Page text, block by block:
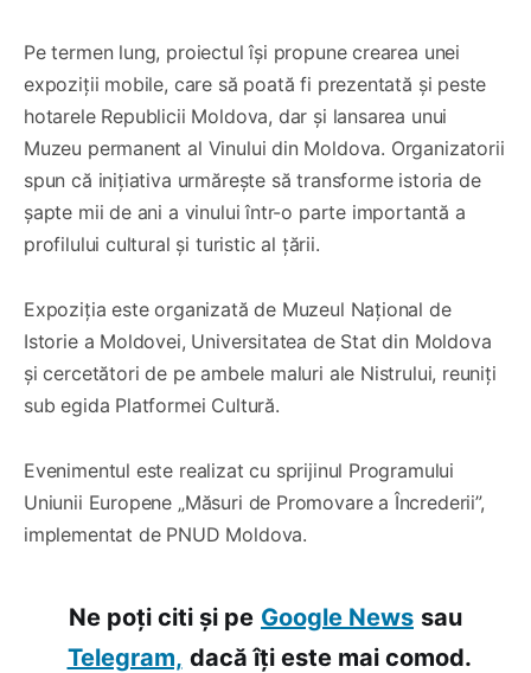
Pe termen lung, proiectul își propune crearea unei
expoziții mobile, care să poată fi prezentată și peste
hotarele Republicii Moldova, dar și lansarea unui
Muzeu permanent al Vinului din Moldova. Organizatorii
spun că inițiativa urmărește să transforme istoria de
șapte mii de ani a vinului într-o parte importantă a
profilului cultural și turistic al țării.
Expoziția este organizată de Muzeul Național de
Istorie a Moldovei, Universitatea de Stat din Moldova
și cercetători de pe ambele maluri ale Nistrului, reuniți
sub egida Platformei Cultură.
Evenimentul este realizat cu sprijinul Programului
Uniunii Europene „Măsuri de Promovare a Încrederii”,
implementat de PNUD Moldova.
Ne poți citi și pe Google News sau
Telegram, dacă îți este mai comod.